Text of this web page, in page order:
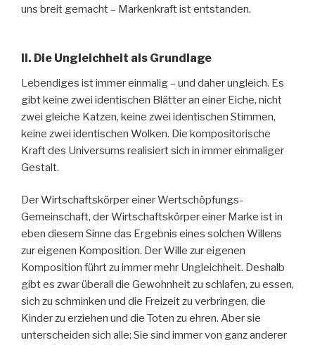
uns breit gemacht – Markenkraft ist entstanden.
II. Die Ungleichheit als Grundlage
Lebendiges ist immer einmalig – und daher ungleich. Es
gibt keine zwei identischen Blätter an einer Eiche, nicht
zwei gleiche Katzen, keine zwei identischen Stimmen,
keine zwei identischen Wolken. Die kompositorische
Kraft des Universums realisiert sich in immer einmaliger
Gestalt.
Der Wirtschaftskörper einer Wertschöpfungs-
Gemeinschaft, der Wirtschaftskörper einer Marke ist in
eben diesem Sinne das Ergebnis eines solchen Willens
zur eigenen Komposition. Der Wille zur eigenen
Komposition führt zu immer mehr Ungleichheit. Deshalb
gibt es zwar überall die Gewohnheit zu schlafen, zu essen,
sich zu schminken und die Freizeit zu verbringen, die
Kinder zu erziehen und die Toten zu ehren. Aber sie
unterscheiden sich alle: Sie sind immer von ganz anderer